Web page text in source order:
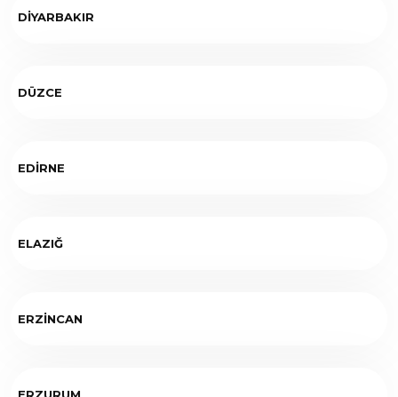
DİYARBAKIR
DÜZCE
EDİRNE
ELAZIĞ
ERZİNCAN
ERZURUM